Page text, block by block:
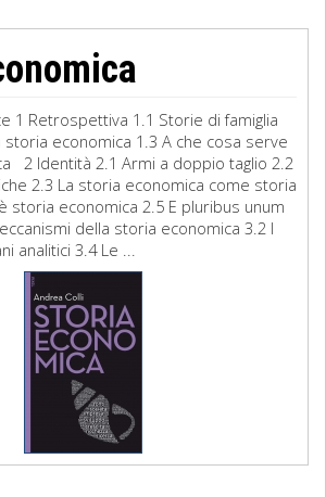
1 Retrospettiva 1.1 Storie di famiglia
storia economica 1.3 A che cosa serve
2 Identità 2.1 Armi a doppio taglio 2.2
2.3 La storia economica come storia
storia economica 2.5 E pluribus unum
della storia economica 3.2 I
analitici 3.4 Le ...